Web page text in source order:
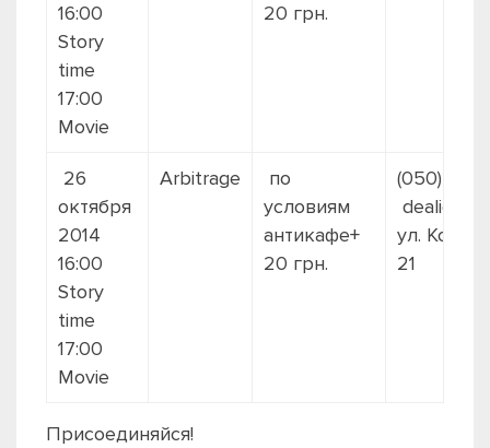
16:00
Story
time
17:00
Movie
20 грн.
26
октября
2014
16:00
Story
time
17:00
Movie
Arbitrage
по
условиям
антикафе+
20 грн.
(050)
ул.
21
Присоединяйся!